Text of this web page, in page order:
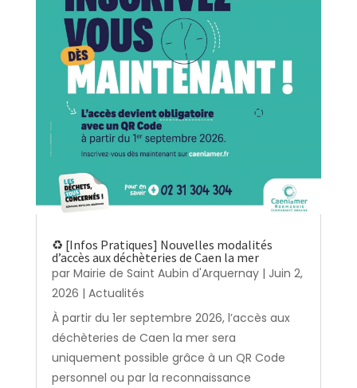
♻️ [Infos Pratiques] Nouvelles modalités
d’accès aux déchèteries de Caen la mer
par Mairie de Saint Aubin d'Arquernay| Juin 2,
2026 | Actualités
À partir du 1er septembre 2026, l’accès aux
déchèteries de Caen la mer sera
uniquement possible grâce à un QR Code
personnel ou par la reconnaissance